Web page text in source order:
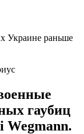
гаубиц
Wegmann.